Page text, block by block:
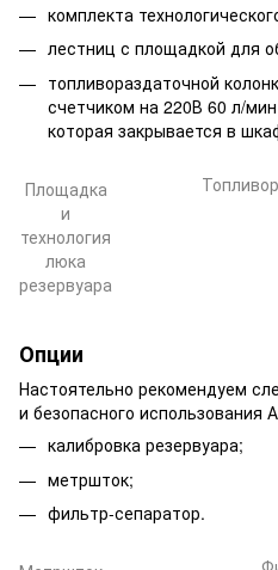
комплекта
лестниц с площадкой для
топливораздаточной
счетчиком на 220В 60 л/
которая закрывается в
Площадка
и
технология
люка
резервуара
Опции
Настоятельно рекомендуем
и безопасного использования
калибровка резервуара;
метршток;
фильтр-сепаратор.